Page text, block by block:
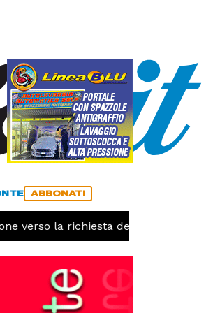
ABBONATI
verso la richiesta dello stato di